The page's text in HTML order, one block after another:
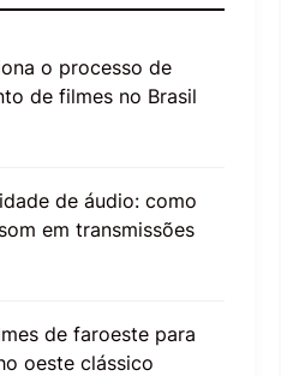
o processo de
de filmes no Brasil
de áudio: como
em transmissões
de faroeste para
oeste clássico